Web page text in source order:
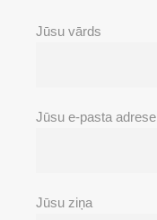
Jūsu vārds
Jūsu e-pasta adrese
Jūsu ziņa